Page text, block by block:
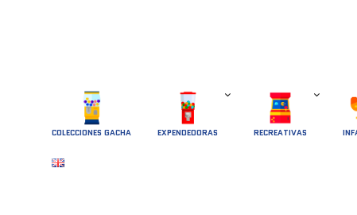
COLECCIONES GACHA EXPENDEDORAS RECREATIVAS